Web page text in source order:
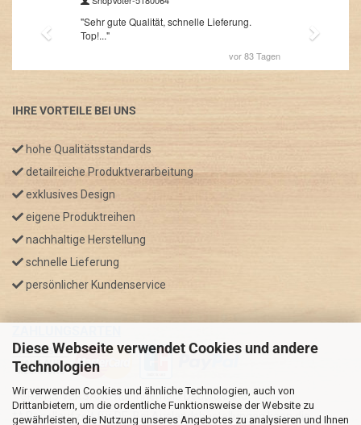
Diese Webseite verwendet Cookies und andere
Technologien
Wir verwenden Cookies und ähnliche Technologien, auch von
Drittanbietern, um die ordentliche Funktionsweise der Website zu
gewährleisten, die Nutzung unseres Angebotes zu analysieren und Ihnen
IHRE VORTEILE BEI UNS
hohe Qualitätsstandards
detailreiche Produktverarbeitung
exklusives Design
eigene Produktreihen
nachhaltige Herstellung
schnelle Lieferung
persönlicher Kundenservice
* GRATIS VERSAND nur innerhalb Deutschland
** Regellaufzeit für DE, Bei Auslandsbestellungen kann die